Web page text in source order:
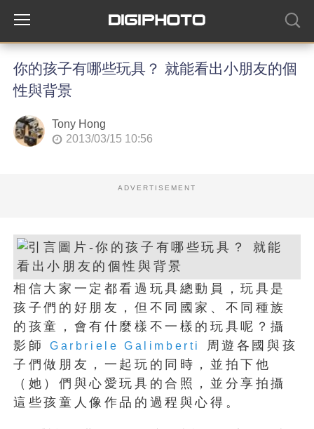
你的孩子有哪些玩具？ 就能看出小朋友的個
性與背景
Tony Hong
2013/03/15 10:56
ADVERTISEMENT
相信大家一定都看過玩具總動員，玩具是
孩子們的好朋友，但不同國家、不同種族
的孩童，會有什麼樣不一樣的玩具呢？攝
影師 Garbriele Galimberti
周遊各國與孩
子們做朋友，一起玩的同時，並拍下他
（她）們與心愛玩具的合照，並分享拍攝
這些孩童人像作品的過程與心得。